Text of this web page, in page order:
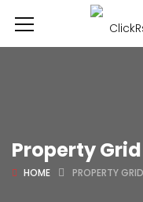
Property
HOME PROPERTY